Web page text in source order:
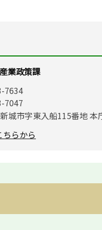
業政策課
7634
7047
城市字東入船115番地 本
らから